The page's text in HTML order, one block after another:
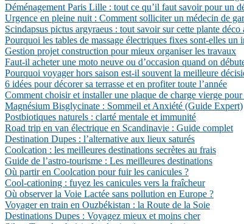
Déménagement Paris Lille : tout ce qu’il faut savoir pour un
Urgence en pleine nuit : Comment solliciter un médecin de
Scindapsus pictus argyraeus : tout savoir sur cette plante
Pourquoi les tables de massage électriques fixes sont-elles un
Gestion projet construction pour mieux organiser les travaux
Faut-il acheter une moto neuve ou d’occasion quand on
Pourquoi voyager hors saison est-il souvent la meilleure
6 idées pour décorer sa terrasse et en profiter toute l’année
Comment choisir et installer une plaque de charge vierge
Magnésium Bisglycinate : Sommeil et Anxiété (Guide Expert)
Postbiotiques naturels : clarté mentale et immunité
Road trip en van électrique en Scandinavie : Guide complet
Destination Dupes : l’alternative aux lieux saturés
Coolcation : les meilleures destinations secrètes au frais
Guide de l’astro-tourisme : Les meilleures destinations
Où partir en Coolcation pour fuir les canicules ?
Cool-cationing : fuyez les canicules vers la fraîcheur
Où observer la Voie Lactée sans pollution en Europe ?
Voyager en train en Ouzbékistan : la Route de la Soie
Destinations Dupes : Voyagez mieux et moins cher